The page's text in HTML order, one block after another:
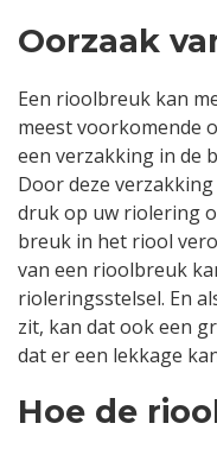
Oorzaak
Een rioolbreuk kan
meest voorkomende
een verzakking in de
Door deze
druk op uw riolering
breuk in het riool
van een rioolbreuk
rioleringsstelsel. En
zit, kan dat ook een
dat er een lekkage
Hoe de